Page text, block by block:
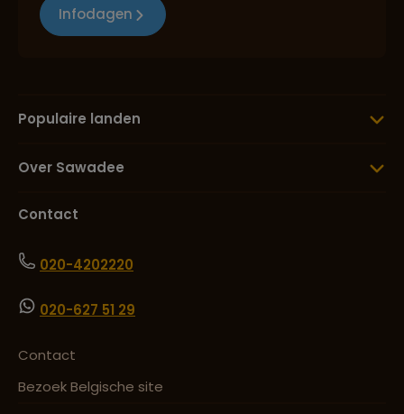
Infodagen
Populaire landen
Over Sawadee
Contact
020-4202220
020-627 51 29
Contact
Bezoek Belgische site